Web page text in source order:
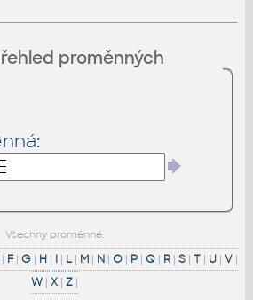
proměnných
Všechny proměnné:
F| G| H| I| L| M| N| O| P| Q| R| S| T| U| V|
W | X | Z |